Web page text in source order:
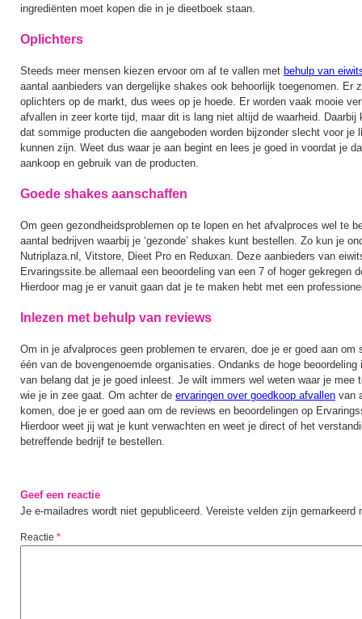
ingrediënten moet kopen die in je dieetboek staan.
Oplichters
Steeds meer mensen kiezen ervoor om af te vallen met behulp van
aantal aanbieders van dergelijke shakes ook behoorlijk toegenomen. Er
oplichters op de markt, dus wees op je hoede. Er worden vaak mooie
afvallen in zeer korte tijd, maar dit is lang niet altijd de waarheid. Daarbij
dat sommige producten die aangeboden worden bijzonder slecht voor je
kunnen zijn. Weet dus waar je aan begint en lees je goed in voordat je
aankoop en gebruik van de producten.
Goede shakes aanschaffen
Om geen gezondheidsproblemen op te lopen en het afvalproces wel te
aantal bedrijven waarbij je ‘gezonde’ shakes kunt bestellen. Zo kun je
Nutriplaza.nl, Vitstore, Dieet Pro en Reduxan. Deze aanbieders van
Ervaringssite.be allemaal een beoordeling van een 7 of hoger gekregen
Hierdoor mag je er vanuit gaan dat je te maken hebt met een
Inlezen met behulp van reviews
Om in je afvalproces geen problemen te ervaren, doe je er goed aan om
één van de bovengenoemde organisaties. Ondanks de hoge
van belang dat je je goed inleest. Je wilt immers wel weten waar je mee
wie je in zee gaat. Om achter de ervaringen over goedkoop afvallen van
komen, doe je er goed aan om de reviews en beoordelingen op
Hierdoor weet jij wat je kunt verwachten en weet je direct of het
betreffende bedrijf te bestellen.
Geef een reactie
Je e-mailadres wordt niet gepubliceerd. Vereiste velden zijn gemarkeerd
Reactie *